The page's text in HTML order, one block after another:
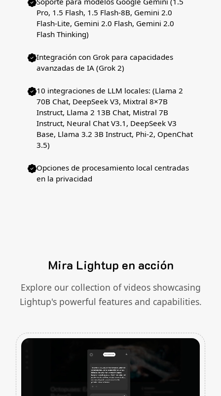
Pro, 1.5 Flash, 1.5 Flash-8B, Gemini 2.0
Flash-Lite, Gemini 2.0 Flash, Gemini 2.0
Flash Thinking)
Integración con Grok para capacidades
avanzadas de IA (Grok 2)
10 integraciones de LLM locales: (Llama 2
70B Chat, DeepSeek V3, Mixtral 8×7B
Instruct, Llama 2 13B Chat, Mistral 7B
Instruct, Neural Chat V3.1, DeepSeek V3
Base, Llama 3.2 3B Instruct, Phi-2, OpenChat
3.5)
Opciones de procesamiento local centradas
en la privacidad
Mira Lightup en acción
Explore our collection of videos showcasing
Lightup's powerful features and capabilities.